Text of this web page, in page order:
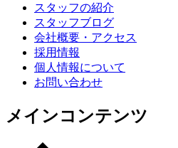
スタッフの紹介
スタッフブログ
会社概要・アクセス
採用情報
個人情報について
お問い合わせ
メインコンテンツ